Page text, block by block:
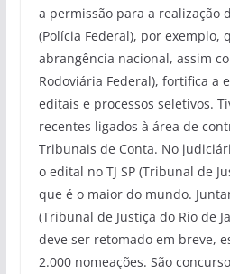
a permissão para a realização
(Polícia Federal), por exemplo,
abrangência nacional, assim
Rodoviária Federal), fortifica a
editais e processos seletivos.
recentes ligados à área de
Tribunais de Conta. No
o edital no TJ SP (Tribunal de
que é o maior do mundo.
(Tribunal de Justiça do Rio de
deve ser retomado em breve,
2.000 nomeações. São